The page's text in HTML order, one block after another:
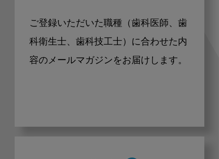
ご登録いただいた職種（歯科医師、歯
科衛生士、歯科技工士）に合わせた内
容のメールマガジンをお届けします。